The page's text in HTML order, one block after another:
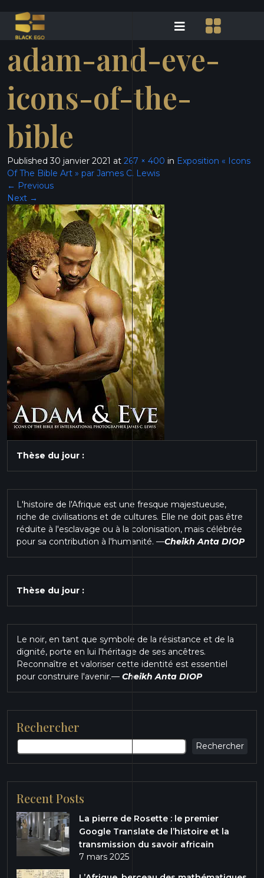
adam-and-eve-
icons-of-the-
bible
Published30 janvier 2021 at 267 × 400 in Exposition « Icons
Of The Bible Art » par James C. Lewis
← Previous
Next →
Thèse du jour :
L'histoire de l'Afrique est une fresque majestueuse,
riche de civilisations et de cultures. Elle ne doit pas être
réduite à l'esclavage ou à la colonisation, mais célébrée
pour sa contribution à l'humanité. —Cheikh Anta DIOP
Thèse du jour :
Le noir, en tant que symbole de la résistance et de la
dignité, porte en lui l'héritage de ses ancêtres.
Reconnaître et valoriser cette identité est essentiel
pour construire l'avenir.— Cheikh Anta DIOP
Rechercher
Rechercher
Recent Posts
La pierre de Rosette : le premier
Google Translate de l’histoire et la
transmission du savoir africain
7 mars 2025